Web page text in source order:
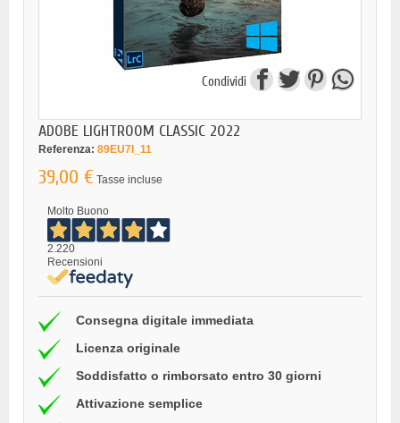
Condividi
ADOBE LIGHTROOM CLASSIC 2022
Referenza: 89EU7I_11
39,00 € Tasse incluse
Molto Buono
2.220
Recensioni
Consegna digitale immediata
Licenza originale
Soddisfatto o rimborsato entro 30 giorni
Attivazione semplice